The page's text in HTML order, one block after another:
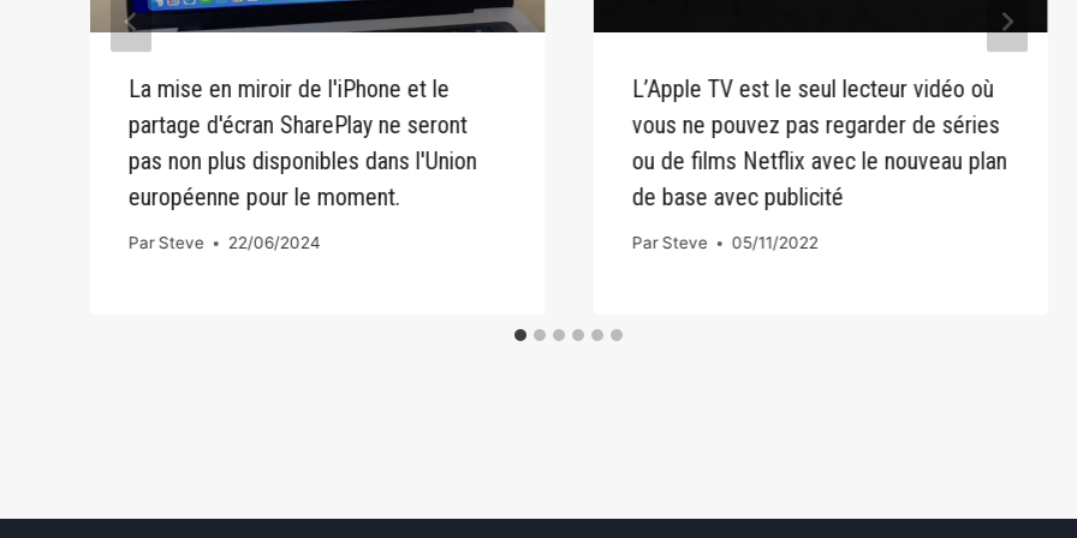
La mise en miroir de l'iPhone et le
partage d'écran SharePlay ne seront
pas non plus disponibles dans l'Union
européenne pour le moment.
ParSteve 22/06/2024
L’Apple TV est le seul lecteur vidéo où
vous ne pouvez pas regarder de séries
ou de films Netflix avec le nouveau plan
de base avec publicité
Par Steve 05/11/2022